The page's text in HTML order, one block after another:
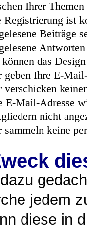
Ihrer
Registrierung ist
Beiträge
können das
geben Ihre E-
verschicken
E-Mail-Adresse
nicht
sammeln keine
jedem
diese in